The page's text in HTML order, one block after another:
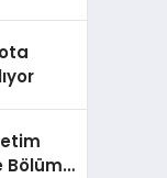
Bölümü